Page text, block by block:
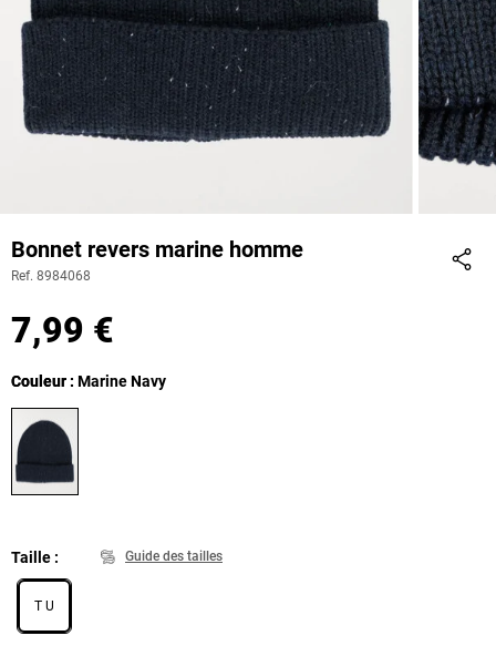
Bonnet revers marine homme
Ref. 8984068
7,99 €
Couleur
Couleur : Marine Navy
Taille Guide des tailles
T U